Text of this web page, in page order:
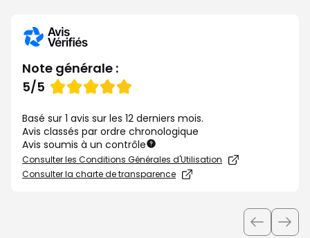
Note générale :
Note
5/5
Basé sur 1 avis sur les 12 derniers mois.
Avis classés par ordre chronologique
Avis soumis à un contrôle
Consulter les Conditions Générales d'Utilisation
Consulter la charte de transparence